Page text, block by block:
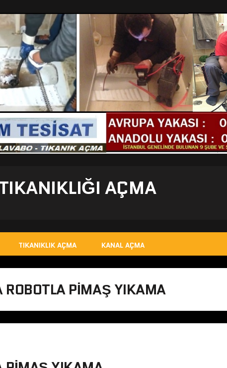
AÇMA
TIKANIKLIK AÇMA KANAL AÇMA
PIMAŞ YIKAMA